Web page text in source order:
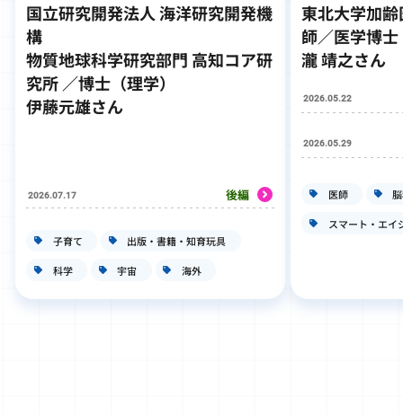
国立研究開発法人 海洋研究開発機
構
物質地球科学研究部門 高知コア研
究所 ／博士（理学）
伊藤元雄さん
2026.07.17 後編
子育て 出版・書籍・知育玩具
科学 宇宙 海外
東北大学加
師／医学博士
瀧 靖之さん
2026.05.22
2026.05.29
医師
スマート・エイ